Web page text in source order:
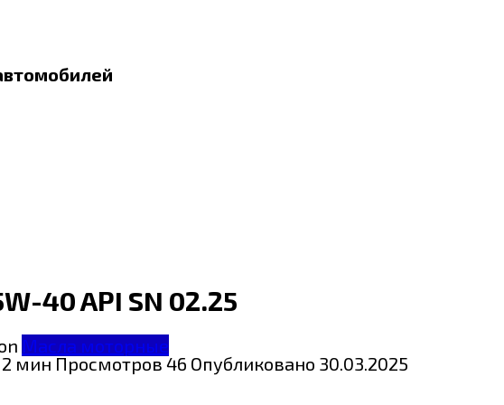
40 API SN 02.25
Масла моторные
2 минПросмотров46 Опубликовано 30.03.2025